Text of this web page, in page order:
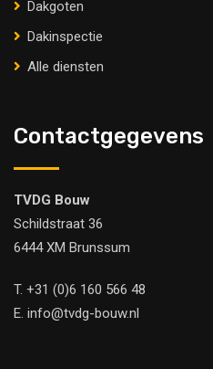
Dakgoten
Dakinspectie
Alle diensten
Contactgegevens
TVDG Bouw
Schildstraat 36
6444 XM Brunssum
T. +31 (0)6 160 566 48
E. info@tvdg-bouw.nl